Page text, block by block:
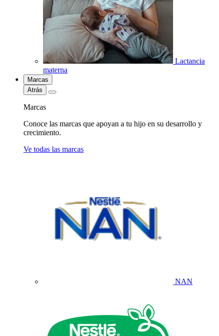
Lactancia
materna
Marcas
Atrás
Marcas
Conoce las marcas que apoyan a tu hijo en su desarrollo y
crecimiento.
Ve todas las marcas
NAN